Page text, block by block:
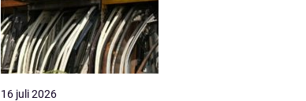
16 juli 2026